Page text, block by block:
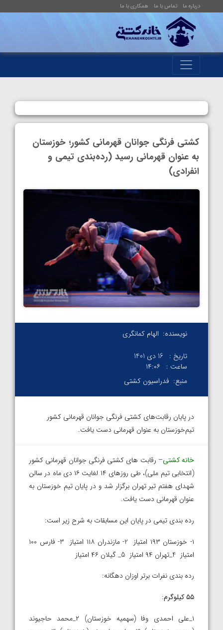
درباره ما تماس با ما همکاری با ما
کشتی فرنگی جوانان قهرمانی کشور؛ خوزستان
به عنوان قهرمانی رسید (رده‌بندی تیمی و
انفرادی)
نویسنده: الهام کمانگری
تاریخ :
16 دی 1401
ساعت :
۱۴:۰۶
منبع: فدراسیون کشتی
در پایان رقابت‌‌های کشتی فرنگی جوانان قهرمانی کشور
تیم‌خوزستان به عنوان قهرمانی دست یافت.
خانه کشتی– رقابت های کشتی فرنگی جوانان قهرمانی کشور
(انتخابی تیم ملی)، طی روزهای ۱۴ لغایت ۱۶ دی ماه در سالن
شهدای هفتم تیر تهران برگزار شد و در پایان تیم خوزستان به
عنوان قهرمانی دست یافت.
رده بندی تیمی در پایان این مسابقات به شرح زیر است:
۱- خوزستان ۱۹۳ امتیاز 2- مازندران ۱۱۸ امتیاز 3- فارس ۱۰۰
امتیاز 4_تهران ۹۴ امتیاز 5_ گیلان ۴۶ امتیاز
رده بندی نفرات برتر اوزان دهگانه:
۵۵ کیلوگرم
:
۱_علی احمدی وفا (سهمیه خوزستان) ۲_محمد حاجیوند